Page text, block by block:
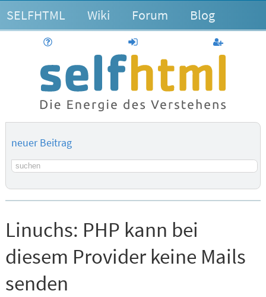
SELFHTML Wiki Forum Blog
anmelden
neuer Beitrag
Suchbegriff
Linuchs: PHP kann bei
diesem Provider keine Mails
senden